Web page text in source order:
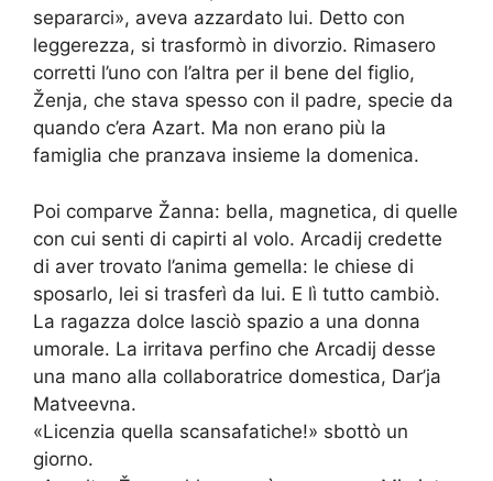
separarci», aveva azzardato lui. Detto con
leggerezza, si trasformò in divorzio. Rimasero
corretti l’uno con l’altra per il bene del figlio,
Ženja, che stava spesso con il padre, specie da
quando c’era Azart. Ma non erano più la
famiglia che pranzava insieme la domenica.
Poi comparve Žanna: bella, magnetica, di quelle
con cui senti di capirti al volo. Arcadij credette
di aver trovato l’anima gemella: le chiese di
sposarlo, lei si trasferì da lui. E lì tutto cambiò.
La ragazza dolce lasciò spazio a una donna
umorale. La irritava perfino che Arcadij desse
una mano alla collaboratrice domestica, Dar’ja
Matveevna.
«Licenzia quella scansafatiche!» sbottò un
giorno.